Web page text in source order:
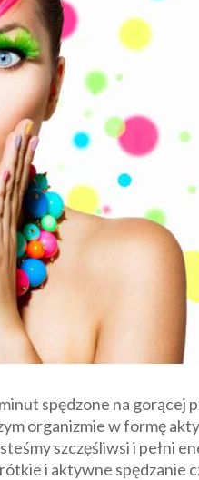
spędzone na gorącej
organizmie w formę
szczęśliwsi i pełni
i aktywne spędzanie